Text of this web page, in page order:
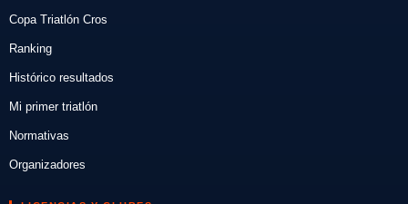
Copa Triatlón Cros
Ranking
Histórico resultados
Mi primer triatlón
Normativas
Organizadores